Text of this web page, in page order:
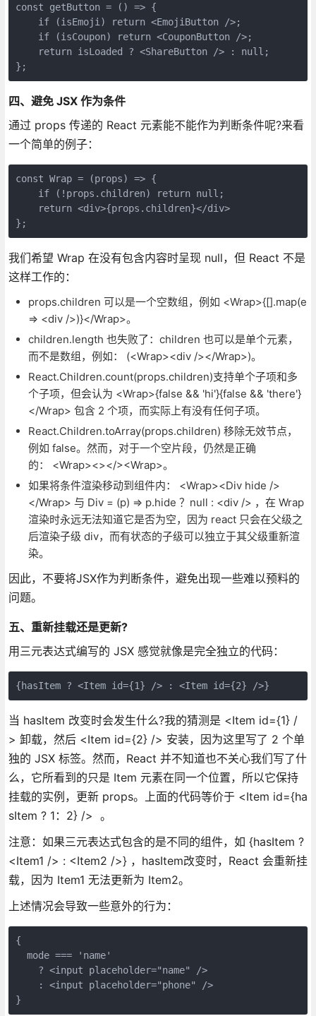
const getButton = () => {
    if (isEmoji) return <EmojiButton />;
    if (isCoupon) return <CouponButton />;
    return isLoaded ? <ShareButton /> : null;
};
四、避免 JSX 作为条件
通过 props 传递的 React 元素能不能作为判断条件呢?来看
一个简单的例子：
const Wrap = (props) => {
    if (!props.children) return null;
    return <div>{props.children}</div>
};
我们希望 Wrap 在没有包含内容时呈现 null，但 React 不是
这样工作的：
props.children 可以是一个空数组，例如 <Wrap>{[].map(e
=> <div />)}</Wrap>。
children.length 也失败了：children 也可以是单个元素，
而不是数组，例如： (<Wrap><div /></Wrap>)。
React.Children.count(props.children)支持单个子项和多
个子项，但会认为 <Wrap>{false && 'hi'}{false && 'there'}
</Wrap> 包含 2 个项，而实际上有没有任何子项。
React.Children.toArray(props.children) 移除无效节点，
例如 false。然而，对于一个空片段，仍然是正确
的： <Wrap><></><Wrap>。
如果将条件渲染移动到组件内： <Wrap><Div hide />
</Wrap> 与 Div = (p) => p.hide ？null : <div /> ，在 Wrap
渲染时永远无法知道它是否为空，因为 react 只会在父级之
后渲染子级 div，而有状态的子级可以独立于其父级重新渲
染。
因此，不要将JSX作为判断条件，避免出现一些难以预料的
问题。
五、重新挂载还是更新?
用三元表达式编写的 JSX 感觉就像是完全独立的代码：
{hasItem ? <Item id={1} /> : <Item id={2} />}
当 hasItem 改变时会发生什么?我的猜测是 <Item id={1} /
> 卸载，然后 <Item id={2} /> 安装，因为这里写了 2 个单
独的 JSX 标签。然而，React 并不知道也不关心我们写了什
么，它所看到的只是 Item 元素在同一个位置，所以它保持
挂载的实例，更新 props。上面的代码等价于 <Item id={ha
sItem ? 1：2} /> 。
注意：如果三元表达式包含的是不同的组件，如 {hasItem ?
<Item1 /> : <Item2 />} ，hasItem改变时，React 会重新挂
载，因为 Item1 无法更新为 Item2。
上述情况会导致一些意外的行为：
{
  mode === 'name'
    ? <input placeholder="name" />
    : <input placeholder="phone" />
}